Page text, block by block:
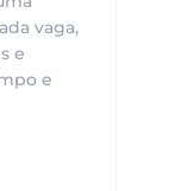
vaga,
e
e